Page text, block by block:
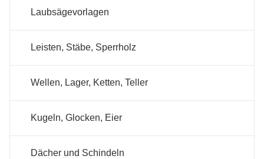
Laubsägevorlagen
Leisten, Stäbe, Sperrholz
Wellen, Lager, Ketten, Teller
Kugeln, Glocken, Eier
Dächer und Schindeln